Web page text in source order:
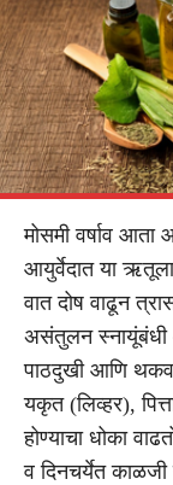
मोसमी वर्षाव
आयुर्वेदात या
वात दोष वाढून
असंतुलन स्नायूंबंधी
पाठदुखी आणि
यकृत (लिव्हर),
होण्याचा धोका
व दिनचर्येत